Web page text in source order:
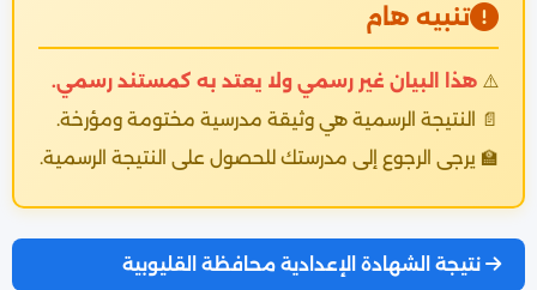
تنبيه هام
⚠️ هذا البيان غير رسمي ولا يعتد به كمستند رسمي.
📄 النتيجة الرسمية هي وثيقة مدرسية مختومة ومؤرخة.
🏫 يرجى الرجوع إلى مدرستك للحصول على النتيجة الرسمية.
نتيجة الشهادة الإعدادية محافظة القليوبية